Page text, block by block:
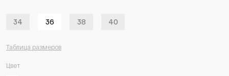
34 36 38 40
Таблица размеров
Цвет